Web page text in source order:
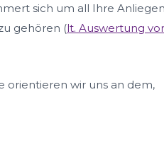
sich um all Ihre
gehören (lt. Auswertung
orientieren wir uns an dem,